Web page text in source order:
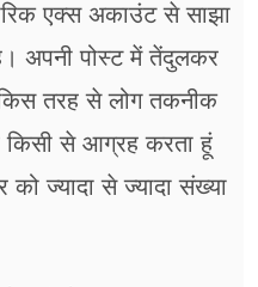
एक्स अकाउंट से साझा
अपनी पोस्ट में तेंदुलकर
तरह से लोग तकनीक
से आग्रह करता हूं
ज्यादा से ज्यादा संख्या